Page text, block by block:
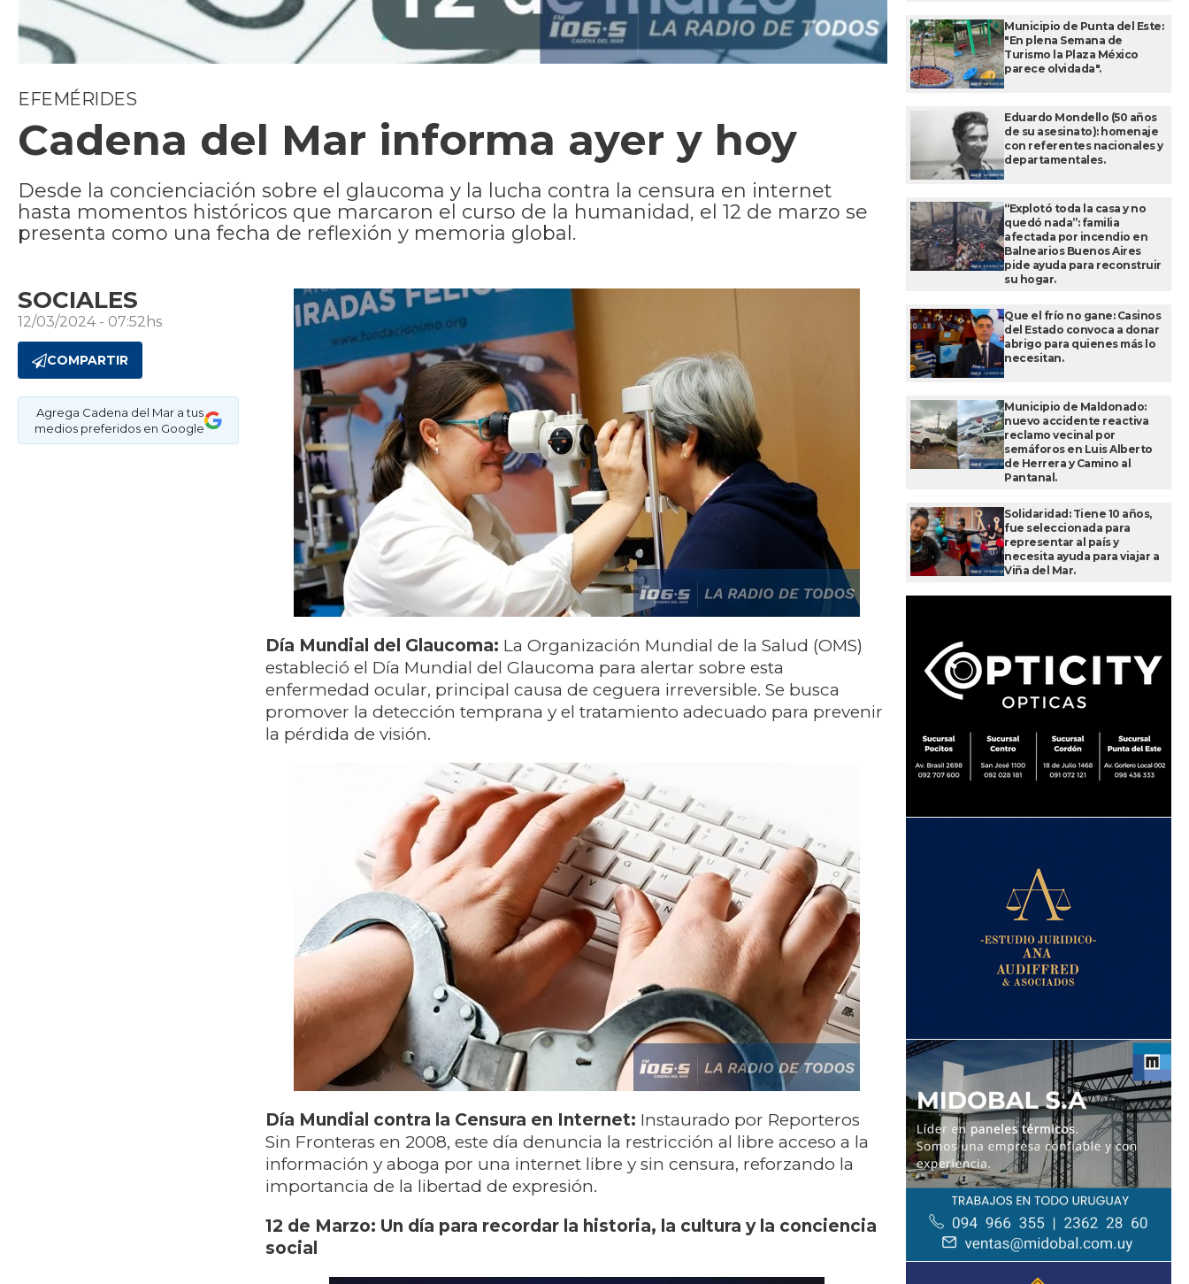
EFEMÉRIDES
Cadena del Mar informa ayer y hoy
Desde la concienciación sobre el glaucoma y la lucha contra la censura en internet
hasta momentos históricos que marcaron el curso de la humanidad, el 12 de marzo se
presenta como una fecha de reflexión y memoria global.
SOCIALES
12/03/2024 - 07:52hs
COMPARTIR
Agrega Cadena del Mar a tus
medios preferidos en Google
Día Mundial del Glaucoma: La Organización Mundial de la Salud (OMS)
estableció el Día Mundial del Glaucoma para alertar sobre esta
enfermedad ocular, principal causa de ceguera irreversible. Se busca
promover la detección temprana y el tratamiento adecuado para prevenir
la pérdida de visión.
Día Mundial contra la Censura en Internet: Instaurado por Reporteros
Sin Fronteras en 2008, este día denuncia la restricción al libre acceso a la
información y aboga por una internet libre y sin censura, reforzando la
importancia de la libertad de expresión.
12 de Marzo: Un día para recordar la historia, la cultura y la conciencia
social
Municipio de Punta del Este:
"En plena Semana de
Turismo la Plaza México
parece olvidada".
Eduardo Mondello (50 años
de su asesinato): homenaje
con referentes nacionales y
departamentales.
“Explotó toda la casa y no
quedó nada”: familia
afectada por incendio en
Balnearios Buenos Aires
pide ayuda para reconstruir
su hogar.
Que el frío no gane: Casinos
del Estado convoca a donar
abrigo para quienes más lo
necesitan.
Municipio de Maldonado:
nuevo accidente reactiva
reclamo vecinal por
semáforos en Luis Alberto
de Herrera y Camino al
Pantanal.
Solidaridad: Tiene 10 años,
fue seleccionada para
representar al país y
necesita ayuda para viajar a
Viña del Mar.